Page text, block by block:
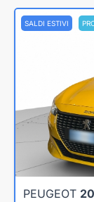
SALDI ESTIVI
PEUGEOT